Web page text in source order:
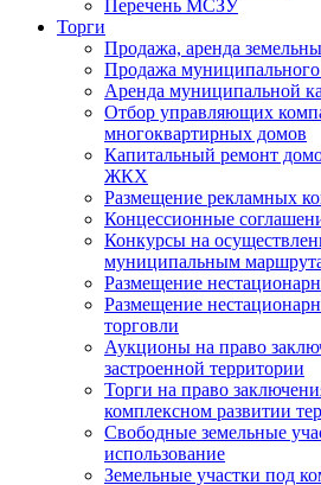
Перечень МСЗУ
Торги
Продажа, аренда
Продажа
Аренда муниципальной
Отбор управляющих
многоквартирных домов
Капитальный ремонт
ЖКХ
Размещение рекламных
Концессионные
Конкурсы на
муниципальным
Размещение
Размещение
торговли
Аукционы на право
застроенной территории
Торги на право
комплексном развитии
Свободные земельные
использование
Земельные участки под